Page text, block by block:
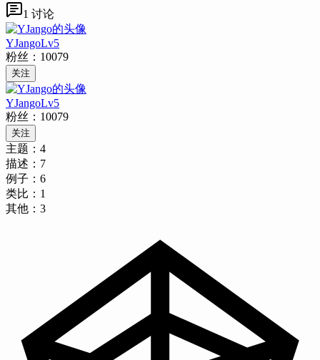
1 讨论
YJangoLv5
粉丝： 10079
关注
YJangoLv5
粉丝： 10079
关注
主题： 4
描述： 7
例子： 6
类比： 1
其他： 3